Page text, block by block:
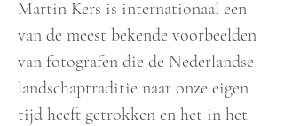
Martin Kers is internationaal een
van de meest bekende voorbeelden
van fotografen die de Nederlandse
landschaptraditie naar onze eigen
tijd heeft getrokken en het in het